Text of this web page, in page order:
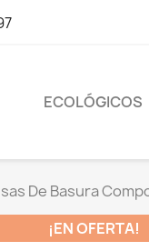
ECOLÓGICOS
De Basura
¡EN OFERTA!